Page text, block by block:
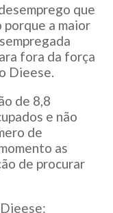
que
porque a maior
fora da força
Dieese.
de 8,8
e não
de
as
de procurar